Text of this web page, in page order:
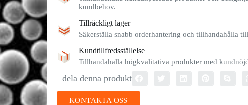
kundbehov.
Tillräckligt lager
Säkerställa snabb orderhantering och tillhandahålla
Kundtillfredsställelse
Tillhandahålla högkvalitativa produkter med
dela denna produkt
KONTAKTA OSS